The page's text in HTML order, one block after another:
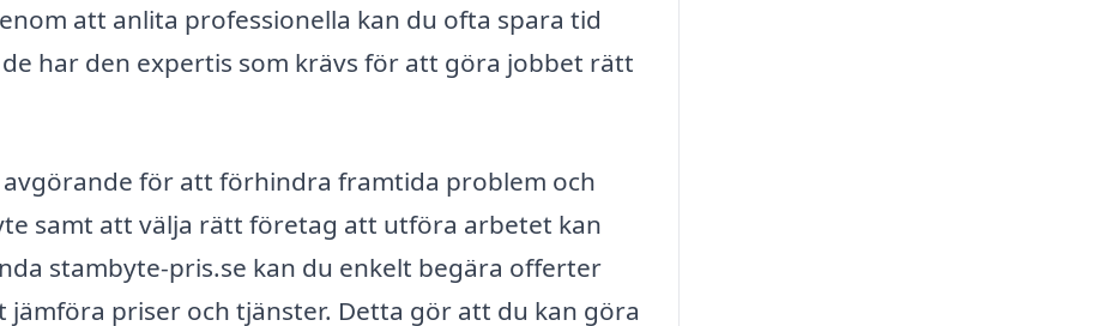
att anlita professionella kan du ofta spara tid
har den expertis som krävs för att göra jobbet rätt
för att förhindra framtida problem och
samt att välja rätt företag att utföra arbetet kan
stambyte-pris.se kan du enkelt begära offerter
priser och tjänster. Detta gör att du kan göra